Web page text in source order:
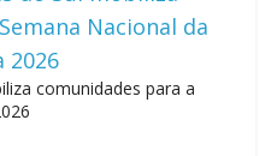
comunidades para a